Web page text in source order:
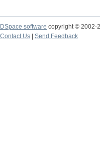
DSpace software copyright © 2002-
Contact Us
Send Feedback